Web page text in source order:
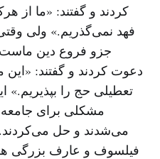
‌کردند و گفتند: «ما از
فهد نمی‌گذریم.» ولی
جزو فروع دین
دعوت کردند و گفتند: «این
تعطیلی حج را بپذیریم.»
مشکلی برای جامعه
می‌شدند و حل
فیلسوف و عارف بزرگی هم